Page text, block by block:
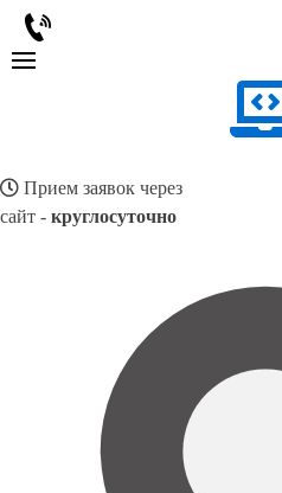
Прием заявок через
сайт - круглосуточно